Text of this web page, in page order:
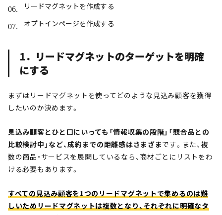
リードマグネットを作成する
オプトインページを作成する
1．リードマグネットのターゲットを明確
にする
まずはリードマグネットを使ってどのような見込み顧客を獲得
したいのか決めます。
見込み顧客とひと口にいっても「情報収集の段階」「競合品との
比較検討中」など、成約までの距離感はさまざまです。また、複
数の商品・サービスを展開しているなら、商材ごとにリストをわ
ける必要もあります。
すべての見込み顧客を1つのリードマグネットで集めるのは難
しいためリードマグネットは複数となり、それぞれに明確なタ